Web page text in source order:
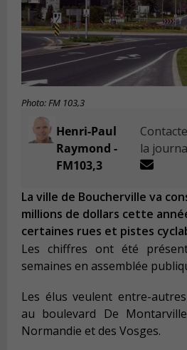
Photo: FM 103,3
Henri-Paul
Raymond -
FM103,3
la
La ville de Boucherville va
millions de dollars cette
certaines rues et pistes
Les chiffres ont été
semaines en assemblée
Les élus veulent entre-
au boulevard De
Normandie et des Vosges.